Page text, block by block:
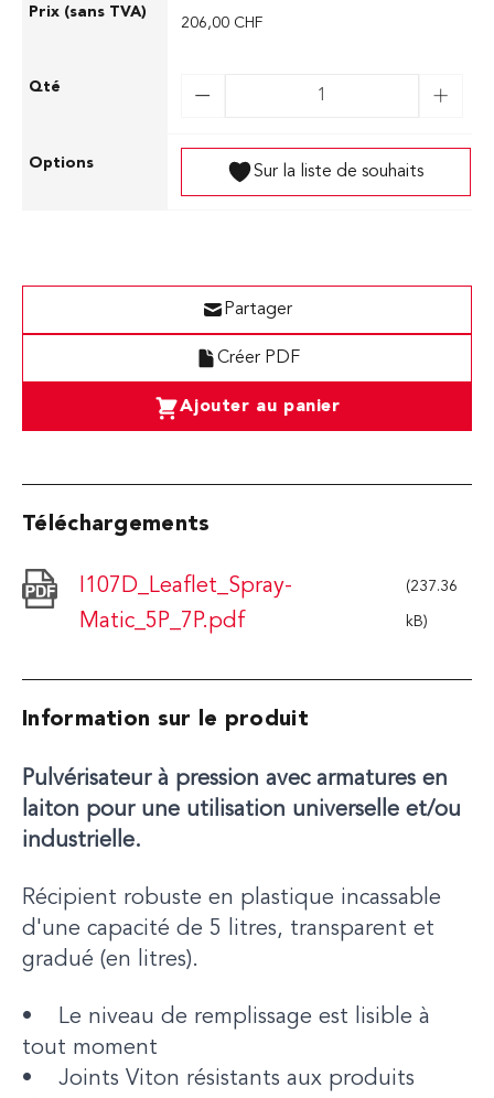
206,00 CHF
Sur la liste de souhaits
Ajouter au panier
Créer PDF
Partager
Information sur le produit
Pulvérisateur à pression avec armatures en
laiton pour une utilisation universelle et/ou
industrielle.
Récipient robuste en plastique incassable
d'une capacité de 5 litres, transparent et
gradué (en litres).
• Le niveau de remplissage est lisible à
tout moment
• Joints Viton résistants aux produits
Téléchargements
I107D_Leaflet_Spray-
Matic_5P_7P.pdf
(237.36
kB)